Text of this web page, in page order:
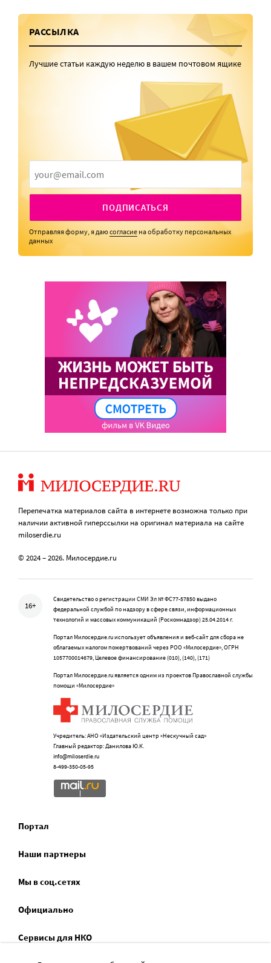
РАССЫЛКА
Лучшие статьи каждую неделю в вашем почтовом ящике
ПОДПИСАТЬСЯ
Отправляя форму, я даюсогласие на обработку персональных
данных
Перепечатка материалов сайта в интернете возможна только при
наличии активной гиперссылки на оригинал материала на сайте
miloserdie.ru
© 2024 – 2026. Милосердие.ru
16+
Свидетельство о регистрации СМИ Эл № ФС77-57850 выдано
федеральной службой по надзору в сфере связи, информационных
технологий и массовых коммуникаций (Роскомнадзор) 25.04.2014 г.
Портал Милосердие.ru использует объявления и веб-сайт для сбора не
облагаемых налогом пожертвований через РОО «Милосердие», ОГРН
1057700014679, Целевое финансирование (010), (140), (171)
Портал Милосердие.ru является одним из проектов Православной службы
помощи «Милосердие»
Учредитель: АНО «Издательский центр «Нескучный сад»
Главный редактор: Данилова Ю.К.
info@miloserdie.ru
8-499-350-05-95
Портал
Наши партнеры
Мы в соц.сетях
Официально
Сервисы для НКО